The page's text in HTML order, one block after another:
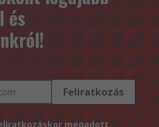
és
Feliratkozás
megadott